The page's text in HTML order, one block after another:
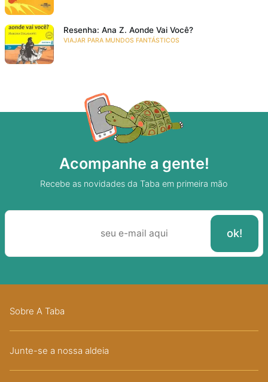
Resenha: Ana Z. Aonde Vai Você?
VIAJAR PARA MUNDOS FANTÁSTICOS
Acompanhe a gente!
Recebe as novidades da Taba em primeira mão
Sobre A Taba
Junte-se a nossa aldeia